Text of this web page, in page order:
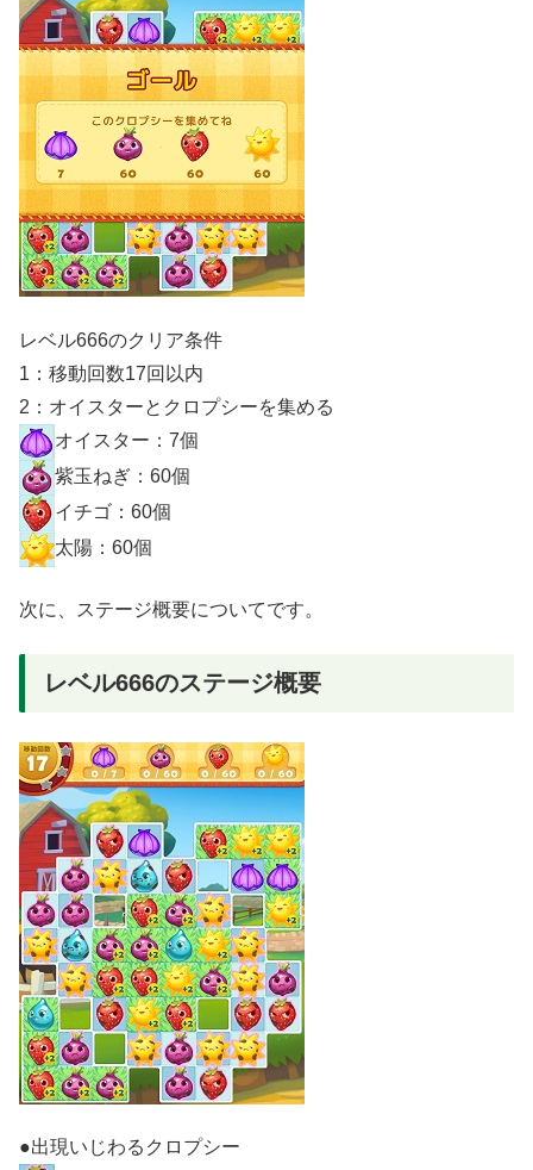
レベル666のクリア条件
1：移動回数17回以内
2：オイスターとクロプシーを集める
オイスター：7個
紫玉ねぎ：60個
イチゴ：60個
太陽：60個
次に、ステージ概要についてです。
レベル666のステージ概要
●出現いじわるクロプシー